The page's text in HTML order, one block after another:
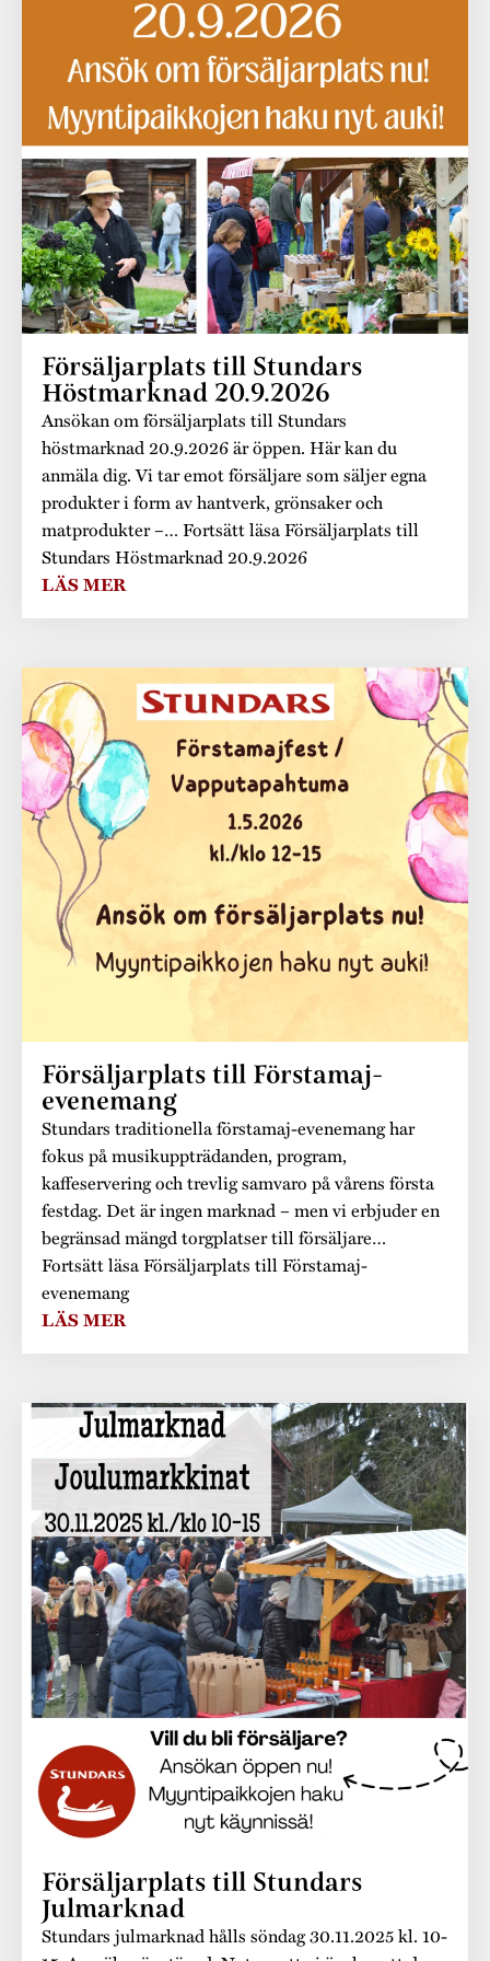
Tillgänglighet
Trygghet
Hållbar utveckling
Kontakta oss
Kalas på Stundars
Stundars teater
Jarl Hemmer
Byggnadsvård
Rödmyllan
Museipedagogik
Hantverk
Projekt
Stugornas Stundars
Museisamlingarna
Stundarsvänner
Marknader
Årsberättelser
Årets Gunnar
Stundars
registerbeskrivning
Försäljarplats till Stundars
Höstmarknad 20.9.2026
Ansökan om försäljarplats till Stundars
höstmarknad 20.9.2026 är öppen. Här kan du
anmäla dig. Vi tar emot försäljare som säljer egna
produkter i form av hantverk, grönsaker och
matprodukter –… Fortsätt läsa Försäljarplats till
Stundars Höstmarknad 20.9.2026
LÄS MER
Försäljarplats till Förstamaj-
evenemang
Stundars traditionella förstamaj-evenemang har
fokus på musikuppträdanden, program,
kaffeservering och trevlig samvaro på vårens första
festdag. Det är ingen marknad – men vi erbjuder en
begränsad mängd torgplatser till försäljare…
Fortsätt läsa Försäljarplats till Förstamaj-
evenemang
LÄS MER
Försäljarplats till Stundars
Julmarknad
Stundars julmarknad hålls söndag 30.11.2025 kl. 10-